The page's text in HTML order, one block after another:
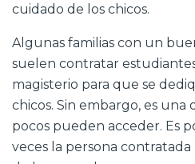
cuidado de los chicos.
Algunas familias con un
suelen contratar
magisterio para que se
chicos. Sin embargo, es una
pocos pueden acceder. Es
veces la persona contratada